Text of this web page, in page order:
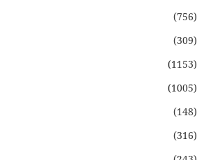
(756)
(309)
(1153)
(1005)
(148)
(316)